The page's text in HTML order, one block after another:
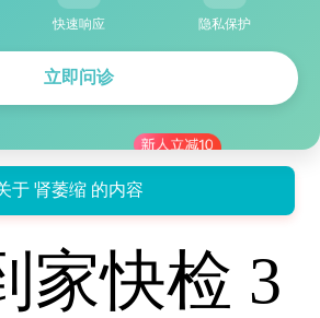
快速响应 隐私保护
立即问诊
于 肾萎缩 的内容
家快检 3